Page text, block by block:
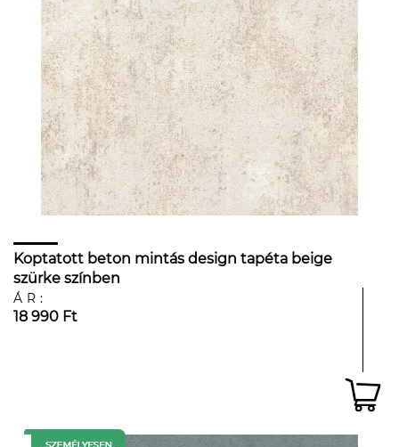
Koptatott beton mintás design tapéta beige
szürke színben
ÁR:
18 990 Ft